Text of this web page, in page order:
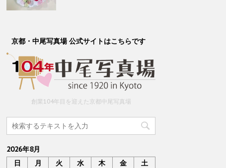
京都・中尾写真場 公式サイトはこちらです
創業104年目を迎えた京都中尾写真場
2026年8月
日
月 火 水 木 金 土